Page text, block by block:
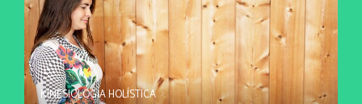
KINESIOLOGÍA HOLÍSTICA